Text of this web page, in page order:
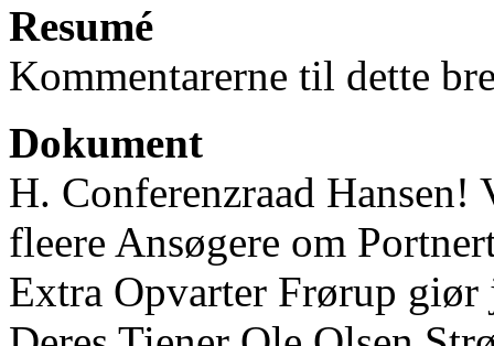
Resumé
Kommentarerne til dette
Dokument
H. Conferenzraad Hansen!
fleere Ansøgere om
Extra Opvarter Frørup